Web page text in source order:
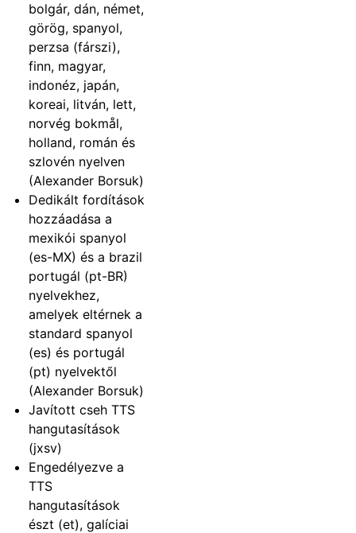
bolgár, dán, német,
görög, spanyol,
perzsa (fárszi),
finn, magyar,
indonéz, japán,
koreai, litván, lett,
norvég bokmål,
holland, román és
szlovén nyelven
(Alexander Borsuk)
Dedikált fordítások
hozzáadása a
mexikói spanyol
(es-MX) és a brazil
portugál (pt-BR)
nyelvekhez,
amelyek eltérnek a
standard spanyol
(es) és portugál
(pt) nyelvektől
(Alexander Borsuk)
Javított cseh TTS
hangutasítások
(jxsv)
Engedélyezve a
TTS
hangutasítások
észt (et), galíciai